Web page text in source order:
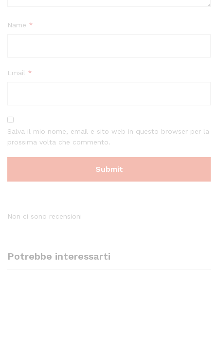
Name *
Email *
Salva il mio nome, email e sito web in questo browser per la
prossima volta che commento.
Non ci sono recensioni
Potrebbe interessarti